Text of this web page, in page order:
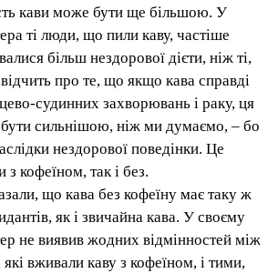
кави може бути ще більшою. У
ті люди, що пили каву, частіше
більш нездорової дієти, ніж ті,
про те, що якщо кава справді
судинних захворювань і раку, ця
бути сильнішою, ніж ми думаємо, – бо
нездорової поведінки. Це
з кофеїном, так і без.
що кава без кофеїну має таку ж
як і звичайна кава. У своєму
не виявив жодних відмінностей між
вживали каву з кофеїном, і тими,